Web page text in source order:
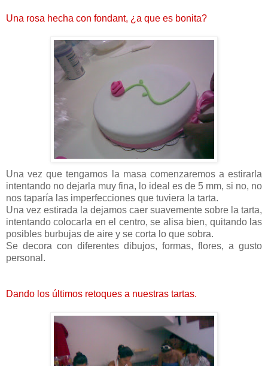
Una rosa hecha con fondant, ¿a que es bonita?
Una vez que tengamos la masa comenzaremos a estirarla
intentando no dejarla muy fina, lo ideal es de 5 mm, si no, no
nos taparía las imperfecciones que tuviera la tarta.
Una vez estirada la dejamos caer suavemente sobre la tarta,
intentando colocarla en el centro, se alisa bien, quitando las
posibles burbujas de aire y se corta lo que sobra.
Se decora con diferentes dibujos, formas, flores, a gusto
personal.
Dando los últimos retoques a nuestras tartas.